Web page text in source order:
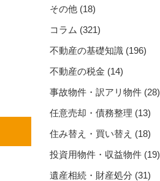
その他 (18)
コラム (321)
不動産の基礎知識 (196)
不動産の税金 (14)
事故物件・訳アリ物件 (28)
任意売却・債務整理 (13)
住み替え・買い替え (18)
投資用物件・収益物件 (19)
遺産相続・財産処分 (31)